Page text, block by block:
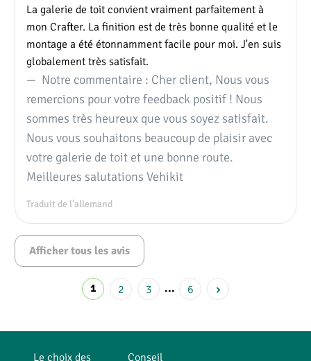
La galerie de toit convient vraiment parfaitement à
mon Crafter. La finition est de très bonne qualité et le
montage a été étonnamment facile pour moi. J'en suis
globalement très satisfait.
Notre commentaire : Cher client, Nous vous
remercions pour votre feedback positif ! Nous
sommes très heureux que vous soyez satisfait.
Nous vous souhaitons beaucoup de plaisir avec
votre galerie de toit et une bonne route.
Meilleures salutations Vehikit
Traduit de l'allemand
Afficher tous les avis
1 2 3 ... 6
Le choix des
Conseil